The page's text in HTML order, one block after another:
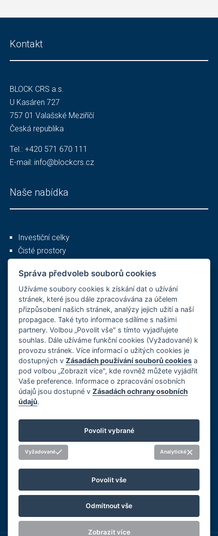
Kontakt
BLOCK CRS a.s.
U Kasáren 727
757 01 Valašské Meziříčí
Česká republika
Tel.: +420 571 670 111
E-mail: info@blockcrs.cz
Naše nabídka
Investiční celky
Čisté prostory
Ostatní
O společnosti
Kariéra
Reference
GDPR, Cookies
Imprint
Whistleblowing
Správa předvoleb souborů cookie
Sociální sítě
Správa předvoleb souborů cookies
Užíváme soubory cookies k získání dat o užívání
stránek, které jsou dále zpracovávána za účelem
přizpůsobení našich stránek, analýzy jejich užití a naší
propagace. Také tyto informace sdílíme s našimi
partnery. Volbou „Povolit vše" s tímto vyjadřujete
souhlas. Dále užíváme funkční cookies (Vyžadované) k
provozu stránek. Více informací o užitých cookies je
dostupných vZásadách používání souborů cookies a
pod volbou „Zobrazit více", kde rovněž můžete vyjádřit
Vaše preference. Informace o zpracování osobních
údajů jsou dostupné vZásadách ochrany osobních
údajů.
Povolit vybrané
Vyžadované Analytické
Povolit vše
Odmítnout vše
Zobrazit více